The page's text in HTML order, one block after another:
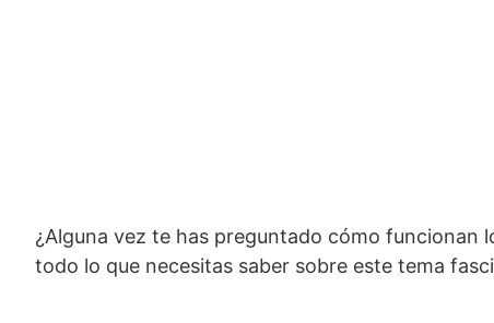
¿Alguna vez te has preguntado cómo funcionan
todo lo que necesitas saber sobre este tema